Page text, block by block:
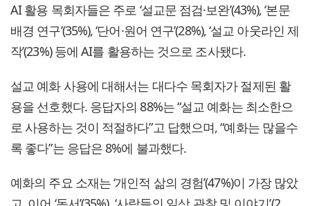
AI 활용 목회자들은 주로 ‘설교문 점검·보완’(43%), ‘본문
배경 연구’(35%), ‘단어·원어 연구’(28%), ‘설교 아웃라인 제
작’(23%) 등에 AI를 활용하는 것으로 조사됐다.
설교 예화 사용에 대해서는 대다수 목회자가 절제된 활
용을 선호했다. 응답자의 88%는 “설교 예화는 최소한으
로 사용하는 것이 적절하다”고 답했으며, “예화는 많을수
록 좋다”는 응답은 8%에 불과했다.
예화의 주요 소재는 ‘개인적 삶의 경험’(47%)이 가장 많았